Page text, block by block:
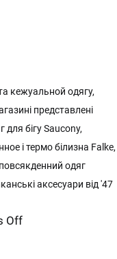
кежуальной одягу,
представлені
для бігу Saucony,
і термо білизна Falke,
одяг
аксесуари від '47
Offon